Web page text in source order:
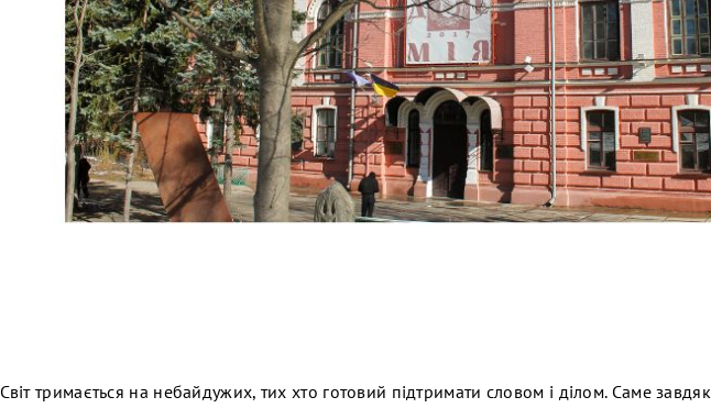
Світ тримається на небайдужих, тих хто готовий підтримати словом і ділом. Саме